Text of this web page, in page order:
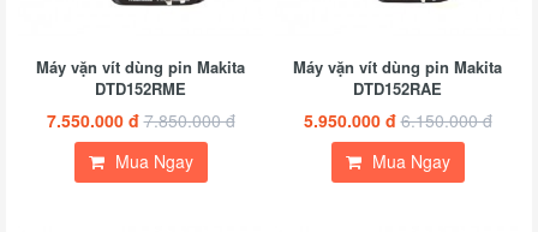
Máy vặn vít dùng pin Makita
DTD152RME
7.550.000 đ 7.850.000 đ
Mua Ngay
Máy vặn vít dùng pin Makita
DTD152RAE
5.950.000 đ 6.150.000 đ
Mua Ngay